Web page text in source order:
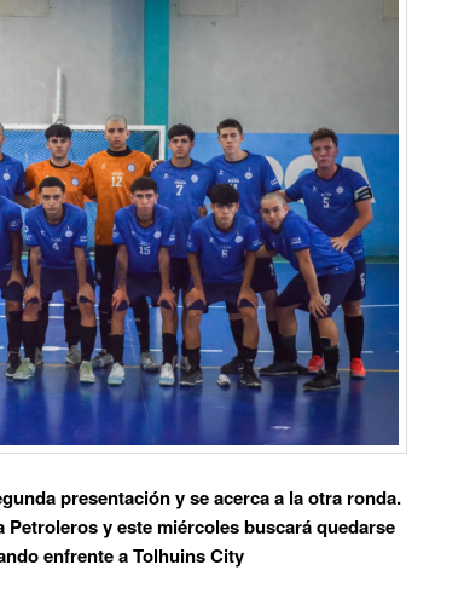
presentación y se acerca a la otra ronda.
Petroleros y este miércoles buscará quedarse
enfrente a Tolhuins City